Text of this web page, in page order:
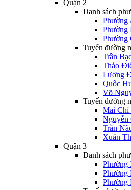
Quận 2
Danh sách
Phường
Phường
Phường
Tuyến đường
Trần
Thảo
Lương
Quốc
Võ
Tuyến đường
Mai Chí
Nguyễn
Trần
Xuân
Quận 3
Danh sách
Phường
Phường
Phường